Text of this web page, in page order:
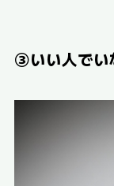
③いい人でい